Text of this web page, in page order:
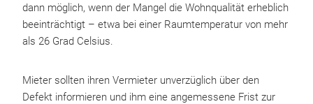
dann möglich, wenn der Mangel die Wohnqualität erheblich
beeinträchtigt – etwa bei einer Raumtemperatur von mehr
als 26 Grad Celsius.
Mieter sollten ihren Vermieter unverzüglich über den
Defekt informieren und ihm eine angemessene Frist zur